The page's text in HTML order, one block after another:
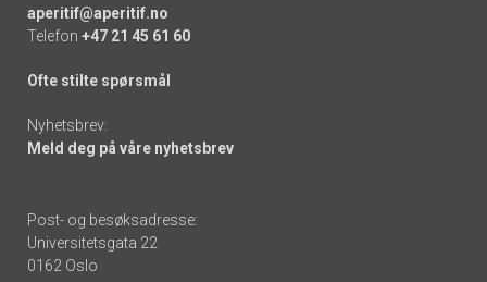
aperitif@aperitif.no
Telefon +47 21 45 61 60
Ofte stilte spørsmål
Nyhetsbrev:
Meld deg på våre nyhetsbrev
Post- og besøksadresse:
Universitetsgata 22
0162 Oslo